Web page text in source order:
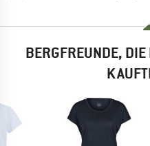
BERGFREUNDE,